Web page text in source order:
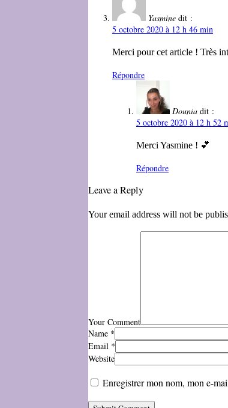
Yasmine dit :
5 octobre 2020 à 12 h 46 min
Merci pour cet article ! Très
Répondre
Dounia dit :
5 octobre 2020 à 12 h 52
Merci Yasmine ! 💕
Répondre
Leave a Reply
Your email address will not be
Your Comment
Name *
Email *
Website
Enregistrer mon nom, mon e-